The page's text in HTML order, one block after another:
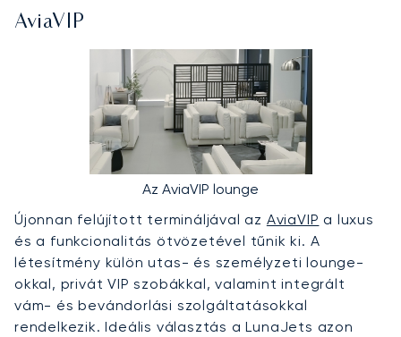
AviaVIP
Az AviaVIP lounge
Újonnan felújított termináljával az AviaVIP a luxus
és a funkcionalitás ötvözetével tűnik ki. A
létesítmény külön utas- és személyzeti lounge-
okkal, privát VIP szobákkal, valamint integrált
vám- és bevándorlási szolgáltatásokkal
rendelkezik. Ideális választás a LunaJets azon